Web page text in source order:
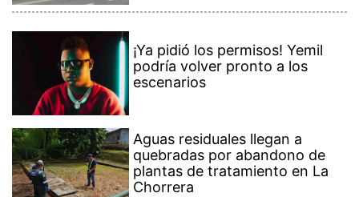
¡Ya pidió los permisos! Yemil
podría volver pronto a los
escenarios
Aguas residuales llegan a
quebradas por abandono de
plantas de tratamiento en La
Chorrera